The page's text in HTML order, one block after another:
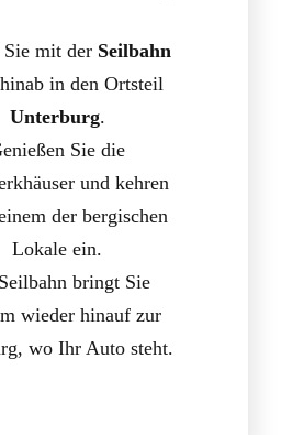
Sie mit der Seilbahn
in den Ortsteil
Unterburg.
Sie die
und kehren
der bergischen
Lokale ein.
bringt Sie
wieder hinauf zur
wo Ihr Auto steht.